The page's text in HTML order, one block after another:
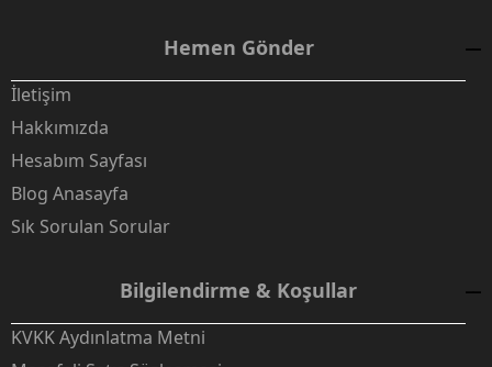
Hemen Gönder
İletişim
Hakkımızda
Hesabım Sayfası
Blog Anasayfa
Sık Sorulan Sorular
Bilgilendirme & Koşullar
KVKK Aydınlatma Metni